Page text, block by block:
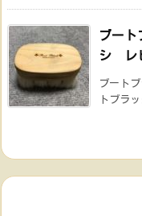
ブー
シ レ
ブート
トブラ